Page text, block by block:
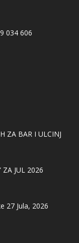
034 606
ZA BAR I ULCINJ
ZA JUL 2026
27 Jula, 2026